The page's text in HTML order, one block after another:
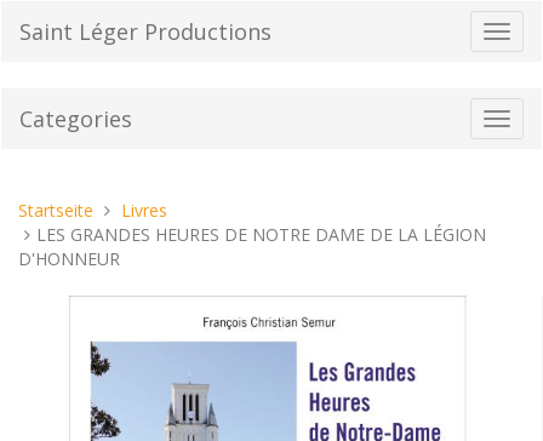
zumSaint Léger Productions
Categories
Sie
sind
hier:
Startseite
Livres
LES GRANDES HEURES DE NOTRE DAME DE LA LÉGION
D'HONNEUR